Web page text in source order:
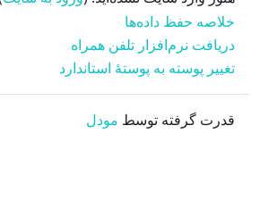
خلاصه حفظ داده‌ها
دریافت نرم‌افزار تلفن همراه
تغییر پوسته به پوستهٔ استاندارد
قدرت گرفته توسط مودل